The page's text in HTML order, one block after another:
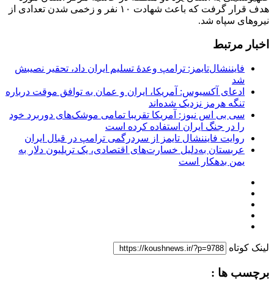
هدف قرار گرفت که باعث شهادت ۱۰ نفر و زخمی شدن تعدادی از
نیروهای سپاه شد.
اخبار مرتبط
فایننشال‌تایمز: ترامپ وعدۀ تسلیم ایران داد، تحقیر نصیبش
شد
ادعای آکسیوس: آمریکا، ایران و عمان به توافق موقت درباره
تنگه هرمز نزدیک شده‌اند
سی بی اس نیوز: آمریکا تقریبا تمامی موشک‌های دوربرد خود
را در جنگ ایران استفاده کرده است
روایت فایننشال تایمز از سردرگمی ترامپ در قبال ایران
عربستان به‌دلیل خسارت‌های اقتصادی، یک تریلیون دلار به
یمن بدهکار است
لینک کوتاه
برچسب ها :